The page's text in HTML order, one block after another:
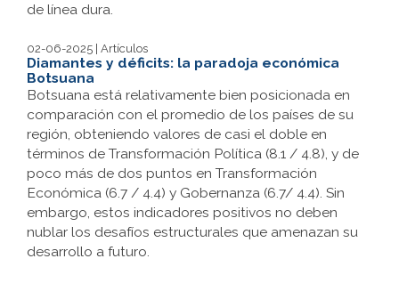
de línea dura.
02-06-2025 | Artículos
Diamantes y déficits: la paradoja económica
Botsuana
Botsuana está relativamente bien posicionada en
comparación con el promedio de los países de su
región, obteniendo valores de casi el doble en
términos de Transformación Política (8.1 / 4.8), y de
poco más de dos puntos en Transformación
Económica (6.7 / 4.4) y Gobernanza (6.7/ 4.4). Sin
embargo, estos indicadores positivos no deben
nublar los desafíos estructurales que amenazan su
desarrollo a futuro.